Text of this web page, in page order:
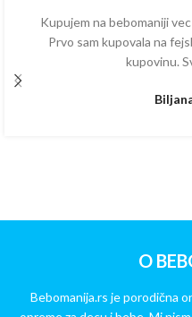
Kupujem na bebomaniji
Prvo sam kupovala na
kupovinu.
O
Bebomanija.rs je porodična